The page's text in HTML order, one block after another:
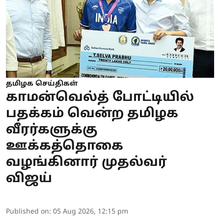
தமிழக செய்திகள்
காமன்வெல்த் போட்டியில்
பதக்கம் வென்ற தமிழக
வீரர்களுக்கு
ஊக்கத்தொகை
வழங்கினார் முதல்வர்
விஜய்
Published on: 05 Aug 2026, 12:15 pm